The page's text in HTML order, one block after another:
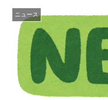
ニュース